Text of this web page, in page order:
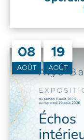
08
AOÛT
19
AOÛT